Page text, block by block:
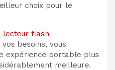
choix pour le
lecteur flash
besoins, vous
expérience portable plus
meilleure.